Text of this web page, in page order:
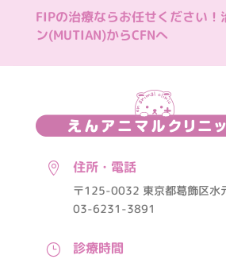
FIPの治療ならお任せください！
ン(MUTIAN)からCFNへ
 住所・電話
〒125-0032 東京都葛飾区
03-6231-3891
} 診療時間